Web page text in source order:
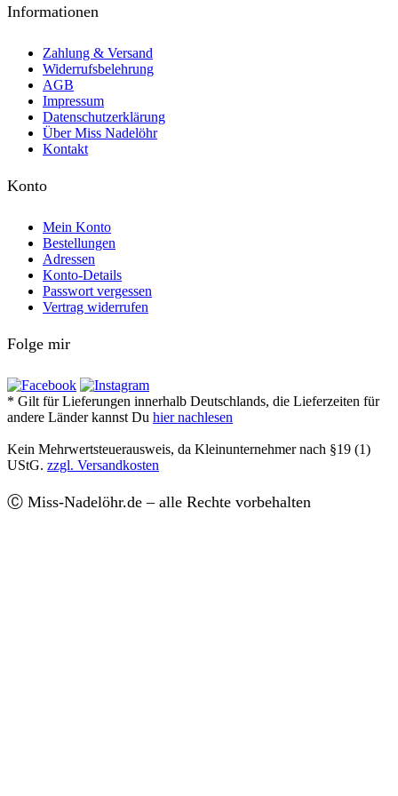
Informationen
Zahlung & Versand
Widerrufsbelehrung
AGB
Impressum
Datenschutzerklärung
Über Miss Nadelöhr
Kontakt
Konto
Mein Konto
Bestellungen
Adressen
Konto-Details
Passwort vergessen
Vertrag widerrufen
Folge mir
* Gilt für Lieferungen innerhalb Deutschlands, die Lieferzeiten für
andere Länder kannst Du hier nachlesen
Kein Mehrwertsteuerausweis, da Kleinunternehmer nach §19 (1)
UStG. zzgl. Versandkosten
Ⓒ Miss-Nadelöhr.de – alle Rechte vorbehalten